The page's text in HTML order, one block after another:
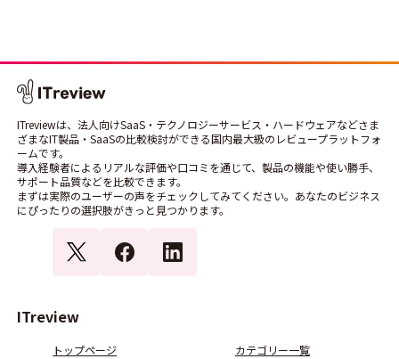
ITreviewは、法人向けSaaS・テクノロジーサービス・ハードウェアなどさま
ざまなIT製品・SaaSの比較検討ができる国内最大級のレビュープラットフォ
ームです。
導入経験者によるリアルな評価や口コミを通じて、製品の機能や使い勝手、
サポート品質などを比較できます。
まずは実際のユーザーの声をチェックしてみてください。あなたのビジネス
にぴったりの選択肢がきっと見つかります。
ITreview
トップページ
カテゴリー一覧